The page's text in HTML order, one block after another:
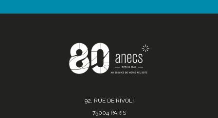
92, RUE DE RIVOLI
75004 PARIS